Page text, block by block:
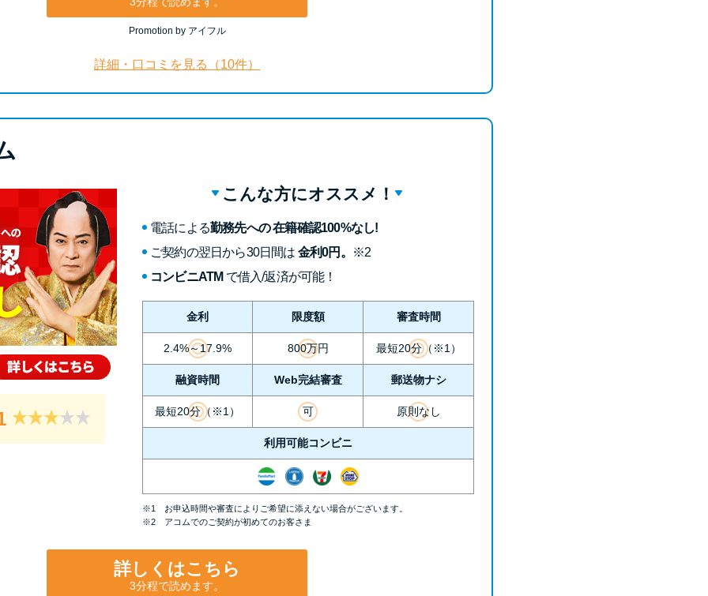
Promotion by アイフル
詳細・口コミを見る（10件）
こんな方にオススメ！
電話による勤務先への 在籍確認100%なし!
ご契約の翌日から30日間は 金利0円。
※2
コンビニATM で借入/返済が可能！
金利 限度額 審査時間
2.4%～17.9% 800万円 最短20分（※1）
融資時間 Web完結審査 郵送物ナシ
最短20分（※1） 可 原則なし
利用可能コンビニ
※1 お申込時間や審査によりご希望に添えない場合がございます。
※2 アコムでのご契約が初めてのお客さま
詳しくはこちら
3分程で読めます。